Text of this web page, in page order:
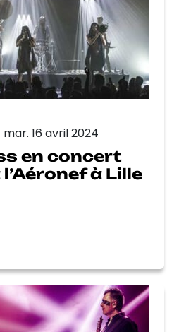
mar. 16 avril 2024
en concert
à Lille